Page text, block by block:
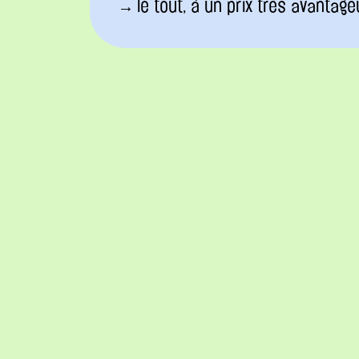
le tout, à un prix très